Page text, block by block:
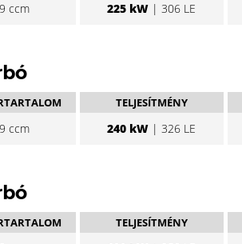
ccm 225 kW | 306 LE
ccm
TELJESÍTMÉNY
240 kW | 326 LE
TELJESÍTMÉNY